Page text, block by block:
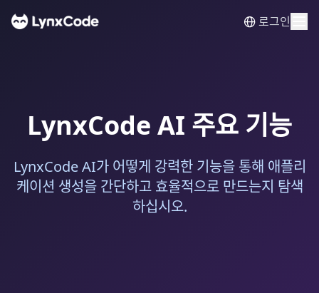
로그인
LynxCode AI 주요 기능
LynxCode AI가 어떻게 강력한 기능을 통해 애플리
케이션 생성을 간단하고 효율적으로 만드는지 탐색
하십시오.